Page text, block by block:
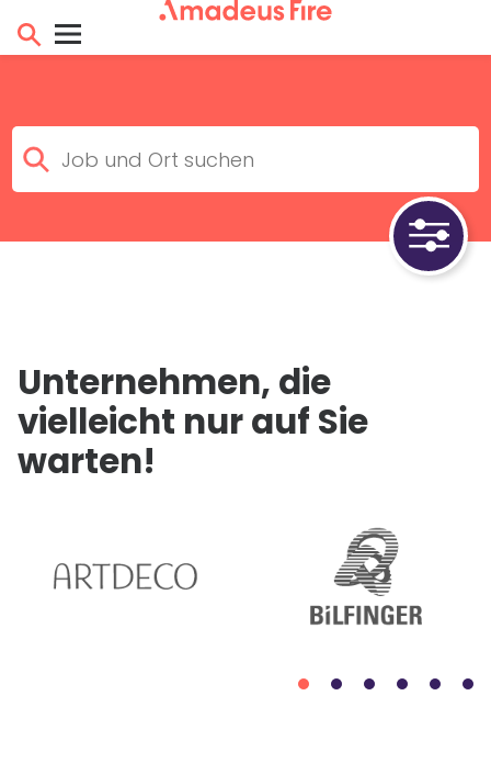
Unternehmen, die
vielleicht nur auf Sie
warten!